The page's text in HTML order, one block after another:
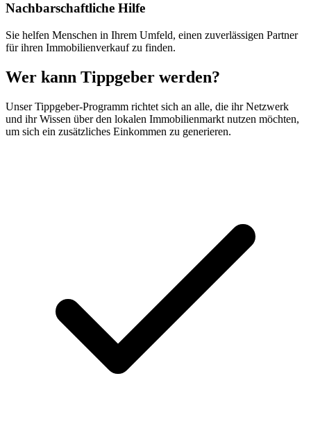
Nachbarschaftliche Hilfe
Sie helfen Menschen in Ihrem Umfeld, einen zuverlässigen Partner
für ihren Immobilienverkauf zu finden.
Wer kann Tippgeber werden?
Unser Tippgeber-Programm richtet sich an alle, die ihr Netzwerk
und ihr Wissen über den lokalen Immobilienmarkt nutzen möchten,
um sich ein zusätzliches Einkommen zu generieren.